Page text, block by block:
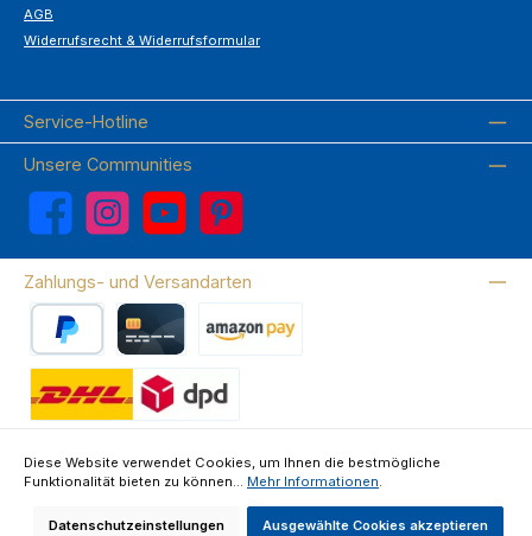
AGB
Widerrufsrecht & Widerrufsformular
Service-Hotline
Unsere Communities
Facebook Instagram YouTube Pinterest
Zahlungs- und Versandarten
Über uns Kontakte & FAQ Datenschutz Impressum
Diese Website verwendet Cookies, um Ihnen die bestmögliche
Funktionalität bieten zu können... Mehr Informationen.
Datenschutzeinstellungen Ausgewählte Cookies akzeptieren